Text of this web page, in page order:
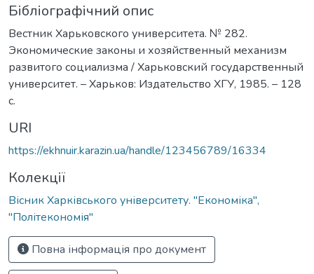
Бібліографічний опис
Вестник Харьковского университета. № 282.
Экономические законы и хозяйственный механизм
развитого социализма / Харьковский государственный
университет. – Харьков: Издательство ХГУ, 1985. – 128
с.
URI
https://ekhnuir.karazin.ua/handle/123456789/16334
Колекції
Вісник Харківського університету. "Економіка",
"Політекономія"
Повна інформація про документ